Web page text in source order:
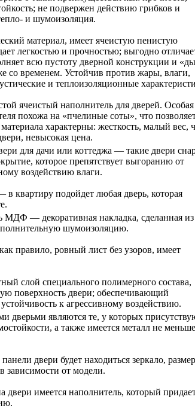
не подвержен действию грибков и
и шумоизоляция.
материал, имеет ячеистую пенистую
легкостью и прочностью; выгодно
всю пустоту дверной конструкции и
со временем. Устойчив против жары, влаги,
и теплоизоляционные
ячеистый наполнитель для дверей. Особая
похожа на «пчелиные соты», что
характерны: жесткость, малый вес,
невысокая цена.
для дачи или коттеджа — такие двери
которое препятствует выгоранию от
воздействию влаги.
квартиру подойдет любая дверь, которая
МДФ — декоративная накладка, сделанная из
шумоизоляцию.
правило, ровный лист без узоров, имеет
слой специального полимерного состава,
поверхность двери; обеспечивающий
к агрессивному воздействию.
дверьми являются те, у которых
а также имеется металл не
двери будет находиться зеркало, размер
зависимости от модели.
двери имеется наполнитель, который